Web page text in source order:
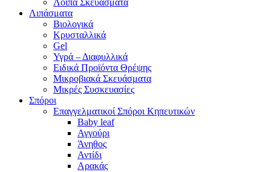
Λοιπά Σκευάσματα
Λιπάσματα
Βιολογικά
Κρυσταλλικά
Gel
Υγρά – Διαφυλλικά
Ειδικά Προϊόντα Θρέψης
Μικροβιακά Σκευάσματα
Μικρές Συσκευασίες
Σπόροι
Επαγγελματικοί Σπόροι Κηπευτικών
Baby leaf
Αγγούρι
Άνηθος
Αντίδι
Αρακάς